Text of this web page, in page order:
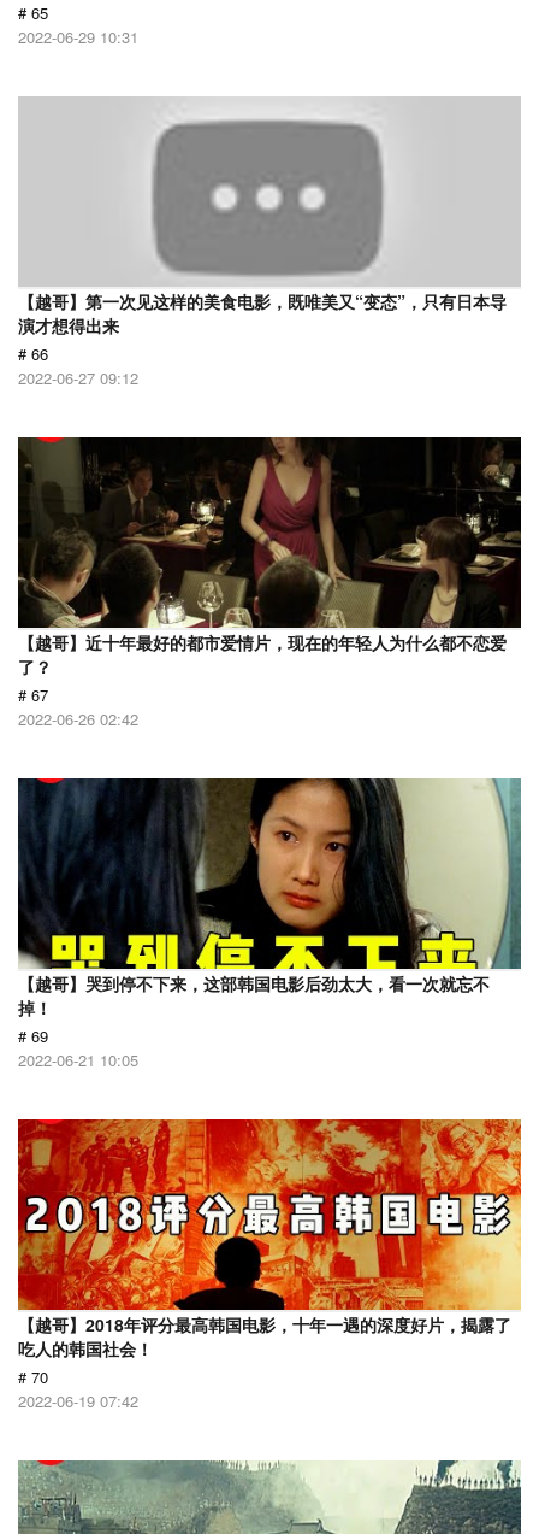
# 65
2022-06-29 10:31
【越哥】第一次见这样的美食电影，既唯美又“变态”，只有日本导
演才想得出来
# 66
2022-06-27 09:12
【越哥】近十年最好的都市爱情片，现在的年轻人为什么都不恋爱
了？
# 67
2022-06-26 02:42
【越哥】哭到停不下来，这部韩国电影后劲太大，看一次就忘不
掉！
# 69
2022-06-21 10:05
【越哥】2018年评分最高韩国电影，十年一遇的深度好片，揭露了
吃人的韩国社会！
# 70
2022-06-19 07:42